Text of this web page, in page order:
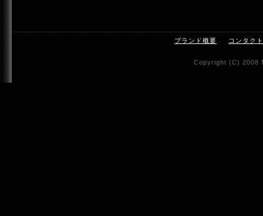
ブランド概要 コンタクト
Copyright (C) 2008